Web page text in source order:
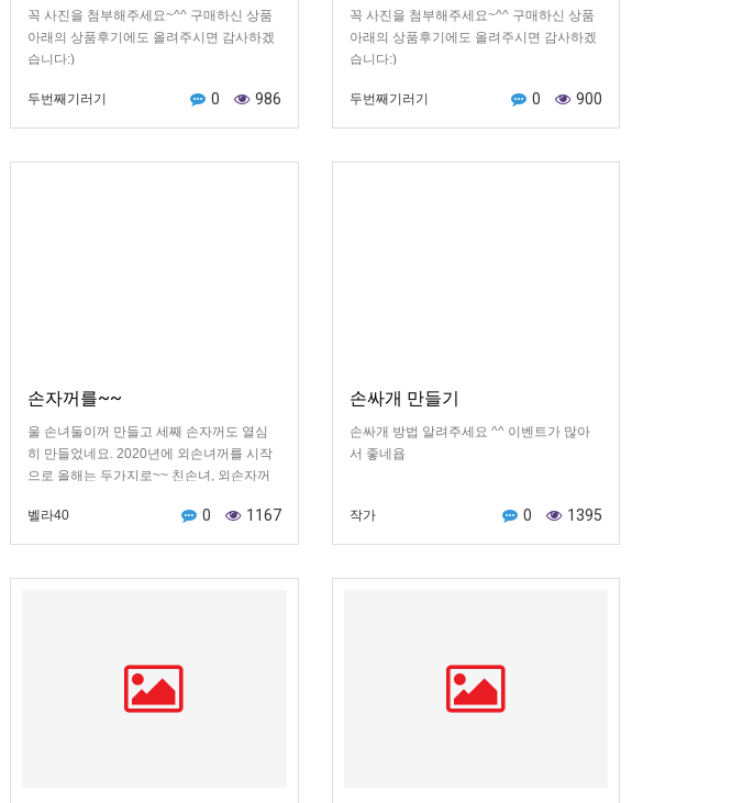
꼭 사진을 첨부해주세요~^^ 구매하신 상품
아래의 상품후기에도 올려주시면 감사하겠
습니다:)
두번째기러기 0 986
꼭 사진을 첨부해주세요~^^ 구매하신 상품
아래의 상품후기에도 올려주시면 감사하겠
습니다:)
두번째기러기 0 900
손자꺼를~~
울 손녀둘이꺼 만들고 세째 손자꺼도 열심
히 만들었네요. 2020년에 외손녀꺼를 시작
으로 올해는 두가지로~~ 친손녀, 외손자꺼
벨라40
0 1167
손싸개 만들기
손싸개 방법 알려주세요 ^^ 이벤트가 많아
서 좋네욥
작가 0 1395